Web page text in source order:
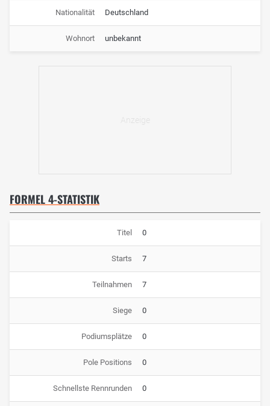
Nationalität Deutschland
Wohnort unbekannt
FORMEL 4-STATISTIK
Titel 0
Starts 7
Teilnahmen 7
Siege 0
Podiumsplätze 0
Pole Positions 0
Schnellste Rennrunden 0